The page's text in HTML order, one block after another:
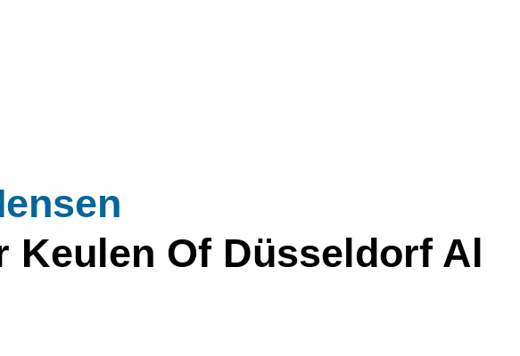
Keulen Of Düsseldorf Al